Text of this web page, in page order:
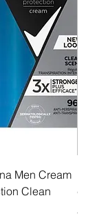
Men Cream
Clean
Price
5,55 €